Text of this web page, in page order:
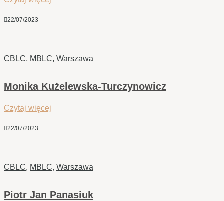
22/07/2023
CBLC, MBLC, Warszawa
Monika Kużelewska-Turczynowicz
Czytaj więcej
22/07/2023
CBLC, MBLC, Warszawa
Piotr Jan Panasiuk